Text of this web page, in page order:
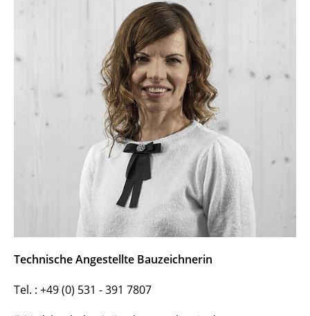
Technische Angestellte Bauzeichnerin
Tel. : +49 (0) 531 - 391 7807